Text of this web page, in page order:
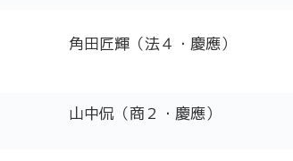
角田匠輝（法４・慶應）
山中侃（商２・慶應）